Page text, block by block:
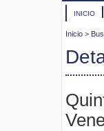
INICIO
Inicio >